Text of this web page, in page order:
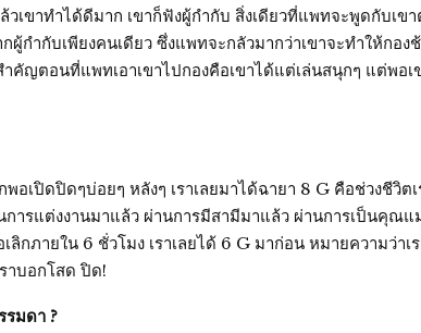
วเขาทำได้ดีมาก เขาก็ฟังผู้กำกับ สิ่งเดียวที่แพทจะพูดกับเ
ผู้กำกับเพียงคนเดียว ซึ่งแพทจะกลัวมากว่าเขาจะทำให้กอ
คัญตอนที่แพทเอาเขาไปกองคือเขาได้แต่เล่นสนุกๆ แต่พอเ
อเปิดปิดๆบ่อยๆ หลังๆ เราเลยมาได้ฉายา 8 G คือช่วงชีวิตเร
ารแต่งงานมาแล้ว ผ่านการมีสามีมาแล้ว ผ่านการเป็นคุณแ
ลิกภายใน 6 ชั่วโมง เราเลยได้ 6 G มาก่อน หมายความว่า
าบอกโสด ปิด!
รมดา ?